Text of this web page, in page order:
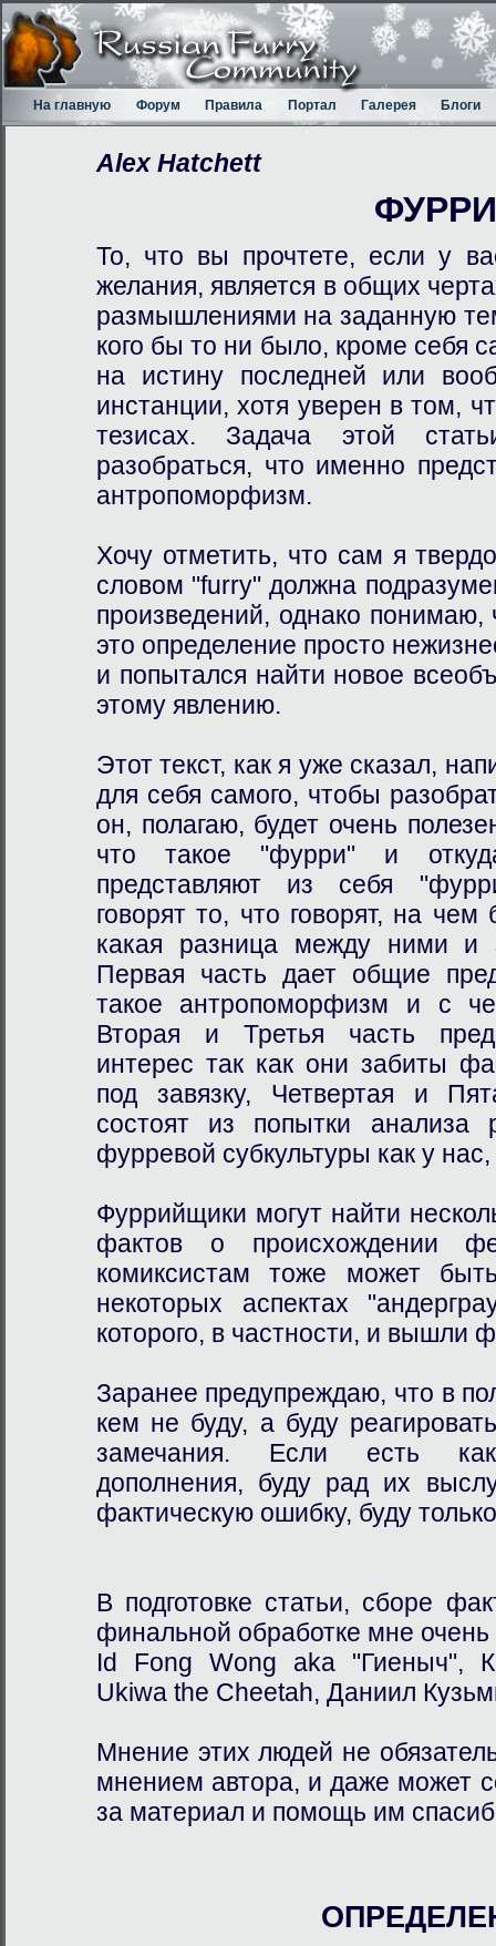
На главную Форум Правила Портал Галерея Блоги
Alex Hatchett
То, что вы прочтете, если у
желания, является в общих
размышлениями на заданную
кого бы то ни было, кроме себя
на истину последней или
инстанции, хотя уверен в том,
тезисах. Задача этой
разобраться, что именно
антропоморфизм.
Хочу отметить, что сам я
словом "furry" должна
произведений, однако
это определение просто
и попытался найти новое
этому явлению.
Этот текст, как я уже сказал,
для себя самого, чтобы
он, полагаю, будет очень
что такое "фурри" и
представляют из себя
говорят то, что говорят, на чем
какая разница между ними и
Первая часть дает общие
такое антропоморфизм и с
Вторая и Третья часть
интерес так как они забиты
под завязку, Четвертая и
состоят из попытки анализа
фурревой субкультуры как у
Фуррийщики могут найти
фактов о происхождении
комиксистам тоже может
некоторых аспектах
которого, в частности, и вышли
Заранее предупреждаю, что в
кем не буду, а буду
замечания. Если есть
дополнения, буду рад их
фактическую ошибку, буду
В подготовке статьи, сборе
финальной обработке мне очень
Id Fong Wong aka "Гиеныч",
Ukiwa the Cheetah, Даниил
Мнение этих людей не
мнением автора, и даже может
за материал и помощь им